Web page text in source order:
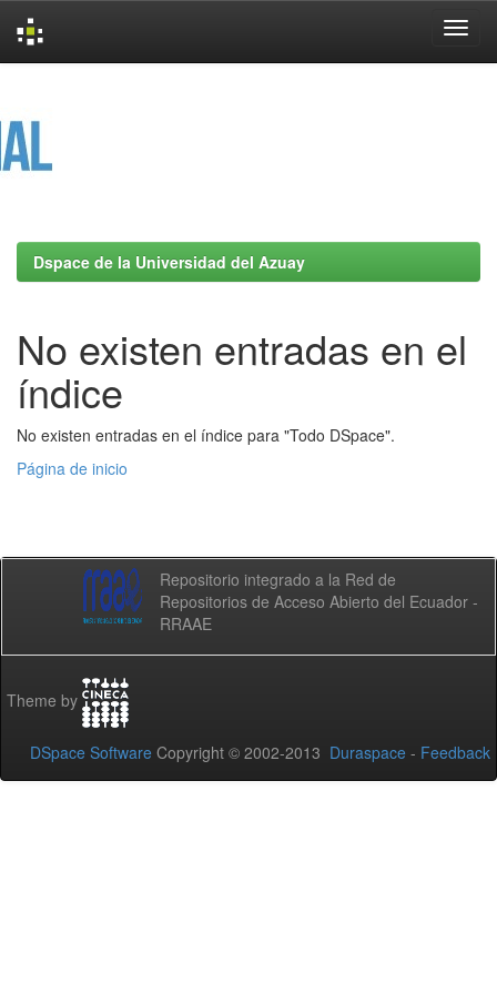
Dspace de la Universidad del Azuay
No existen entradas en el
índice
No existen entradas en el índice para "Todo DSpace".
Página de inicio
Repositorio integrado a la Red de
Repositorios de Acceso Abierto del Ecuador -
RRAAE
Theme by
DSpace Software Copyright © 2002-2013 Duraspace - Feedback